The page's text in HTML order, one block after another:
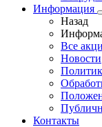
Информация
Назад
Все
Новости
Контакты